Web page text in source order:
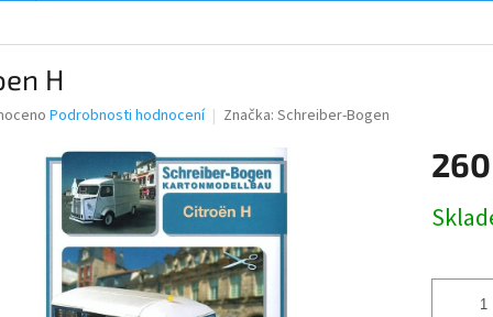
H
Podrobnosti hodnocení Značka: Schreiber-Bogen
cena: